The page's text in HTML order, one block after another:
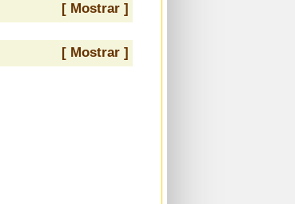
[ Mostrar ]
[ Mostrar ]